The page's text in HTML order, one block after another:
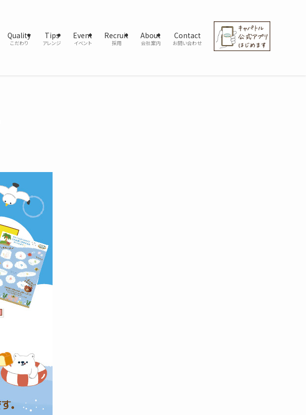
Quality
こだわり
Tips
アレンジ
Event
イベント
Recruit
採用
About
会社案内
Contact
お問い合わせ